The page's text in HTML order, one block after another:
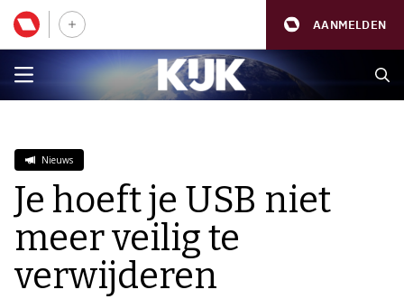
AANMELDEN
Nieuws
Je hoeft je USB niet
meer veilig te
verwijderen